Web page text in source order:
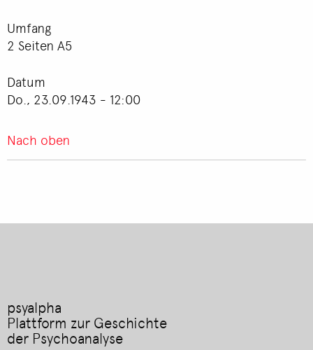
Umfang
2 Seiten A5
Datum
Do., 23.09.1943 - 12:00
Nach oben
psyalpha
Plattform zur Geschichte
der Psychoanalyse